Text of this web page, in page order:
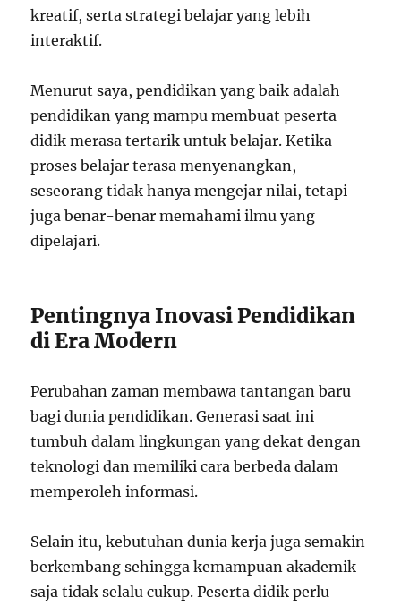
kreatif, serta strategi belajar yang lebih
interaktif.
Menurut saya, pendidikan yang baik adalah
pendidikan yang mampu membuat peserta
didik merasa tertarik untuk belajar. Ketika
proses belajar terasa menyenangkan,
seseorang tidak hanya mengejar nilai, tetapi
juga benar-benar memahami ilmu yang
dipelajari.
Pentingnya Inovasi Pendidikan
di Era Modern
Perubahan zaman membawa tantangan baru
bagi dunia pendidikan. Generasi saat ini
tumbuh dalam lingkungan yang dekat dengan
teknologi dan memiliki cara berbeda dalam
memperoleh informasi.
Selain itu, kebutuhan dunia kerja juga semakin
berkembang sehingga kemampuan akademik
saja tidak selalu cukup. Peserta didik perlu